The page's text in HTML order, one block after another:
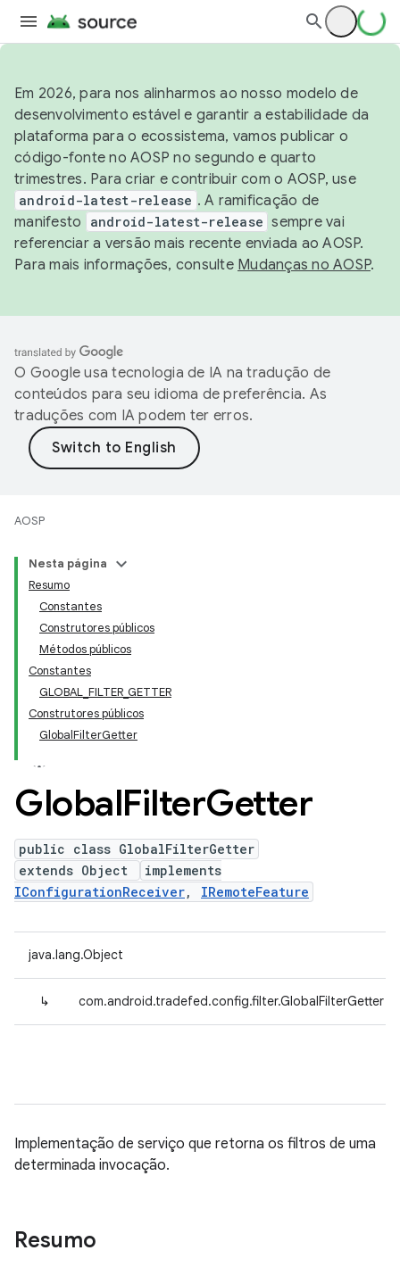
Em 2026, para nos alinharmos ao nosso modelo de
desenvolvimento estável e garantir a estabilidade da
plataforma para o ecossistema, vamos publicar o
código-fonte no AOSP no segundo e quarto
trimestres. Para criar e contribuir com o AOSP, use
android-latest-release . A ramificação de
manifesto
android-latest-release sempre vai
referenciar a versão mais recente enviada ao AOSP.
Para mais informações, consulte Mudanças no AOSP.
O Google usa tecnologia de IA na tradução de
conteúdos para seu idioma de preferência. As
traduções com IA podem ter erros.
AOSP
Nesta página
Resumo
Constantes
Construtores públicos
Métodos públicos
Constantes
GLOBAL_FILTER_GETTER
Construtores públicos
GlobalFilterGetter
GlobalFilterGetter
public class GlobalFilterGetter
extends Object
implements
IConfigurationReceiver, IRemoteFeature
java.lang.Object
↳ com.android.tradefed.config.filter.GlobalFilterGetter
Implementação de serviço que retorna os filtros de uma
determinada invocação.
Resumo